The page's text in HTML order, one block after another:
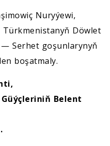
Nuryýewi,
Türkmenistanyň Döwlet
Serhet goşunlarynyň
boşatmaly.
Belent